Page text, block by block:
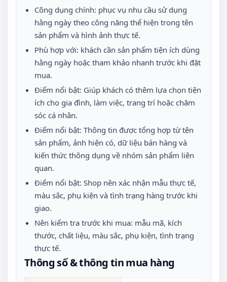
Công dụng chính: phục vụ nhu cầu sử dụng
hằng ngày theo công năng thể hiện trong tên
sản phẩm và hình ảnh thực tế.
Phù hợp với: khách cần sản phẩm tiện ích dùng
hằng ngày hoặc tham khảo nhanh trước khi đặt
mua.
Điểm nổi bật: Giúp khách có thêm lựa chọn tiện
ích cho gia đình, làm việc, trang trí hoặc chăm
sóc cá nhân.
Điểm nổi bật: Thông tin được tổng hợp từ tên
sản phẩm, ảnh hiện có, dữ liệu bán hàng và
kiến thức thông dụng về nhóm sản phẩm liên
quan.
Điểm nổi bật: Shop nên xác nhận mẫu thực tế,
màu sắc, phụ kiện và tình trạng hàng trước khi
giao.
Nên kiểm tra trước khi mua: mẫu mã, kích
thước, chất liệu, màu sắc, phụ kiện, tình trạng
thực tế.
Thông số & thông tin mua hàng